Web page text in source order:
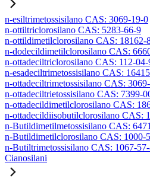
n-esiltrimetossisilano CAS: 3069-19-0
n-ottiltriclorosilano CAS: 5283-66-9
n-ottildimetilclorosilano CAS: 18162-
n-dodecildimetilclorosilano CAS:
n-ottadeciltriclorosilano CAS: 112-04-
n-esadeciltrimetossisilano CAS:
n-ottadeciltrimetossisilano CAS:
n-ottadeciltrietossisilano CAS: 7399-
n-ottadecildimetilclorosilano CAS:
n-ottadecildiisobutilclorosilano CAS:
n-Butildimetilmetossisilano CAS:
n-Butildimetilclorosilano CAS: 1000-
n-Butiltrimetossisilano CAS: 1067-
Cianosilani